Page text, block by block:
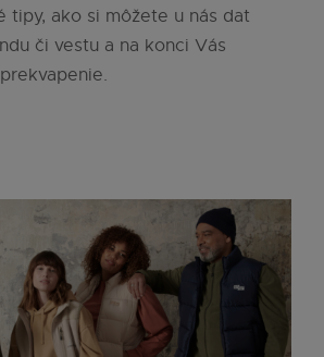
tipy, ako si môžete u nás dat
či vestu a na konci Vás